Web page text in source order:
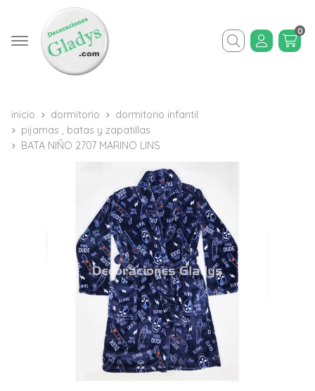
Buscar
0
inicio dormitorio
dormitorio infantil
pijamas , batas y zapatillas
BATA NIÑO 2707 MARINO LINS